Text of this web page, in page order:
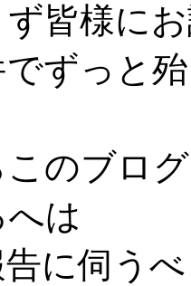
皆様に
ずっと
のブロ
は
に伺う